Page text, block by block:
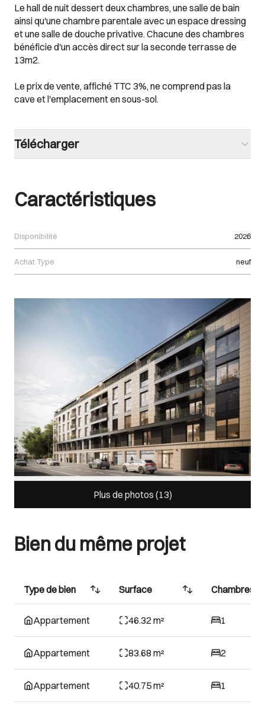
Le hall de nuit dessert deux chambres, une salle de bain
ainsi qu'une chambre parentale avec un espace dressing
et une salle de douche privative. Chacune des chambres
bénéficie d'un accès direct sur la seconde terrasse de
13m2.
Le prix de vente, affiché TTC 3%, ne comprend pas la
cave et l'emplacement en sous-sol.
Télécharger
Caractéristiques
Disponibilité 2026
Achat Type neuf
Images Gallery
Plus de photos (13)
Bien du même projet
Type de bien Surface Chambres
Appartement 46.32 m² 1
Appartement 83.68 m² 2
Appartement 40.75 m² 1